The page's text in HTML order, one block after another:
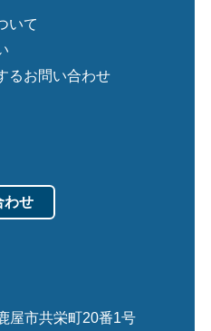
いて
るお問い合わせ
わせ
屋市共栄町20番1号